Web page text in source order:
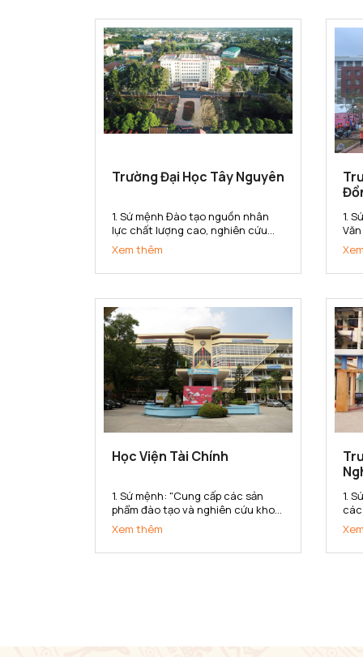
lực và phẩm chất phục vụ sự
nghiệp...
Trường Đại Học Tây Nguyên
1. Sứ mệnh Đào tạo nguồn nhân
lực chất lượng cao, nghiên cứu
khoa học và chuyển giao công
nghệ phục vụ cho sự nghiệp phát
triển kinh tế - xã hội. Bảo tồn và
dân tộc. 2. Tầm nhìn Đến năm...
Xem thêm
1.
tạo
cơ
Học Viện Tài Chính
1. Sứ mệnh: "Cung cấp các sản
phẩm đào tạo và nghiên cứu khoa
học tài chính - kế toán chất lượng
cao cho xã hội" 2. Tầm nhìn: Đến
năm 2020 đạt chuẩn chất lượng
Xem thêm
1.